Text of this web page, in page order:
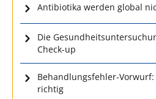
Antibiotika werden global
Die
Check-up
Behandlungsfehler-
richtig